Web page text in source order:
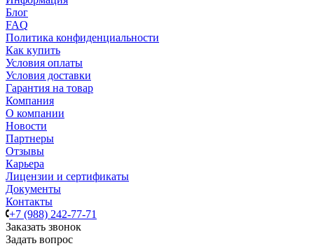
Блог
FAQ
Политика конфиденциальности
Как купить
Условия оплаты
Условия доставки
Гарантия на товар
Компания
О компании
Новости
Партнеры
Отзывы
Карьера
Лицензии и сертификаты
Документы
Контакты
+7 (988) 242-77-71
Заказать звонок
Задать вопрос